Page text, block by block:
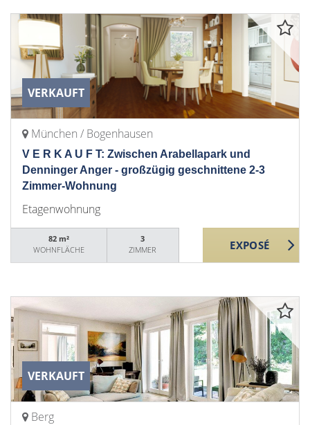
VERKAUFT
München / Bogenhausen
V E R K A U F T: Zwischen Arabellapark und
Denninger Anger - großzügig geschnittene 2-3
Zimmer-Wohnung
Etagenwohnung
82 m²
WOHNFLÄCHE
3
ZIMMER
VERKAUFT
Berg